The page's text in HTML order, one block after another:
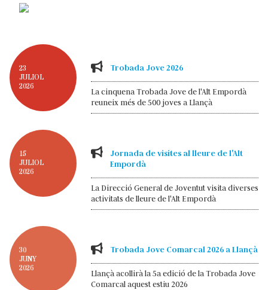
23
JULIOL
2026
Trobada Jove 2026
La cinquena Trobada Jove de l'Alt Empordà
reuneix més de 500 joves a Llançà
15
JULIOL
2026
Jornada de visites al lleure de l'Alt
Empordà
La Direcció General de Joventut visita diverses
activitats de lleure de l'Alt Empordà
30
JUNY
2026
Trobada Jove Comarcal 2026 a Llançà
Llançà acollirà la 5a edició de la Trobada Jove
Comarcal aquest estiu 2026